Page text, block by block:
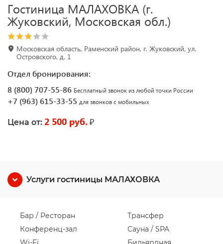
Гостиница МАЛАХОВКА (г.
Жуковский, Московская обл.)
Московская область, Раменский район, г. Жуковский, ул.
Островского, д. 1
Отдел бронирования:
8 (800) 707-55-86 Бесплатный звонок из любой точки России
+7 (963) 615-33-55 для звонков с мобильных
Цена от: 2 500 руб. ₽
Услуги гостиницы МАЛАХОВКА
Бар / Ресторан
Конференц-зал
Трансфер
Сауна / SPA